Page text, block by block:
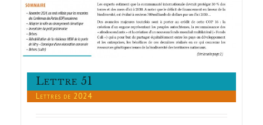
Lettre 51
Lettres de 2024